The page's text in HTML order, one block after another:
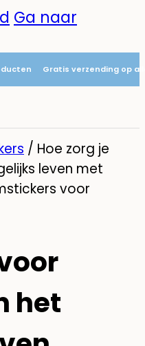
Ga naar
Gratis verzending op
/ Hoe zorg je
leven met
voor
het